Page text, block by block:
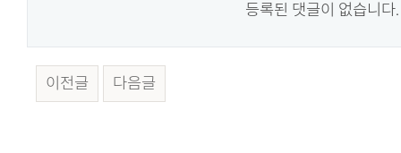
등록된 댓글이 없습니다.
이전글 다음글